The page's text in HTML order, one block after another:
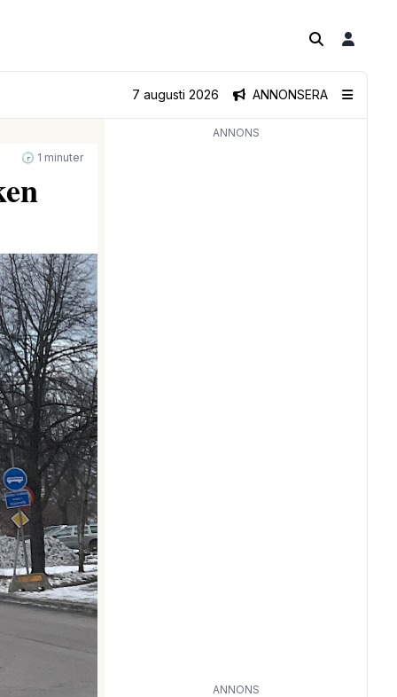
ANNONSERA
7 augusti 2026
🕝 1 minuter
ANNONS
ANNONS